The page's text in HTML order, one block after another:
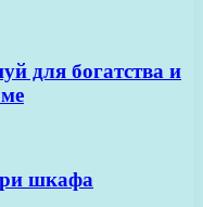
для богатства и
шкафа